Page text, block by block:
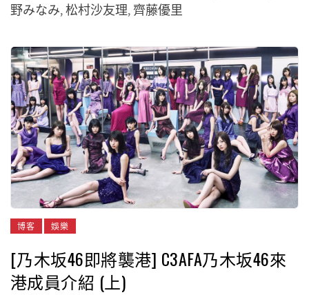
野みなみ,松村沙友理, 齊藤優里
博客 娛樂
[乃木坂46即將襲港] C3AFA乃木坂46來
港成員介紹 (上)